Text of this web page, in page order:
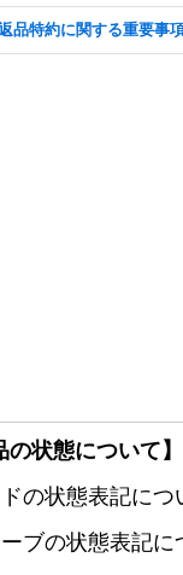
品特約に関する重要事
の状態について】
の状態表記につ
ブの状態表記に